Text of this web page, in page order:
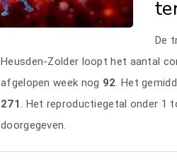
De
Heusden-Zolder loopt het aantal
afgelopen week nog 92. Het
271. Het reproductiegetal onder 1
doorgegeven.